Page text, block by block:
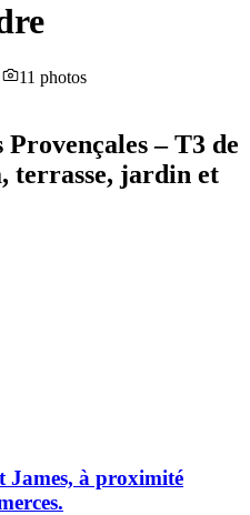
11 photos
Provençales – T3 de
terrasse, jardin et
à proximité